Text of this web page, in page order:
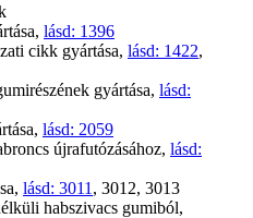
lásd: 1396
cikk gyártása, lásd: 1422,
gyártása, lásd:
lásd: 2059
újrafutózásához, lásd:
lásd: 3011 , 3012, 3013
habszivacs gumiból,